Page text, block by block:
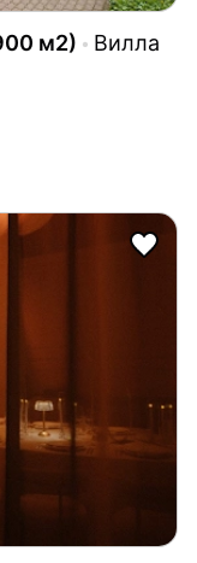
м2)
Вилла